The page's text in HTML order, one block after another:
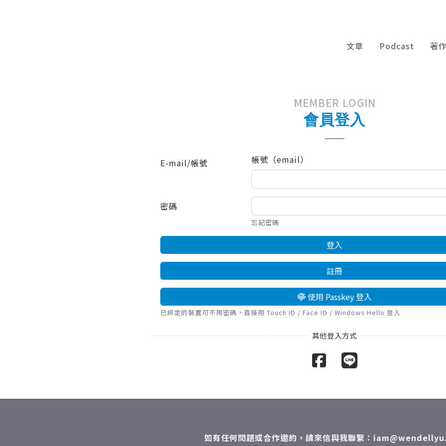
文章 Podcast 著
MEMBER LOGIN
會員登入
E-mail/帳號 帳號（email）
密碼
忘記密碼
登入
註冊
使用 Passkey 登入
已綁定的裝置可不用密碼，直接用 Touch ID / Face ID / Windows Hello 登入
如有任何問題或合作邀約，請來信與我聯繫：